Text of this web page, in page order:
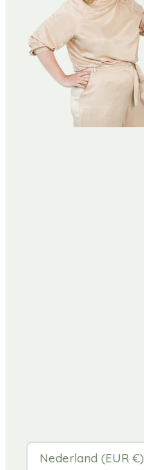
Valuta
Nederland (EUR €)